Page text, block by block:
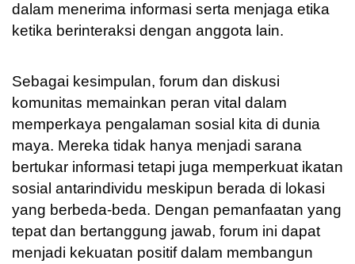
dalam menerima informasi serta menjaga etika
ketika berinteraksi dengan anggota lain.
Sebagai kesimpulan, forum dan diskusi
komunitas memainkan peran vital dalam
memperkaya pengalaman sosial kita di dunia
maya. Mereka tidak hanya menjadi sarana
bertukar informasi tetapi juga memperkuat ikatan
sosial antarindividu meskipun berada di lokasi
yang berbeda-beda. Dengan pemanfaatan yang
tepat dan bertanggung jawab, forum ini dapat
menjadi kekuatan positif dalam membangun